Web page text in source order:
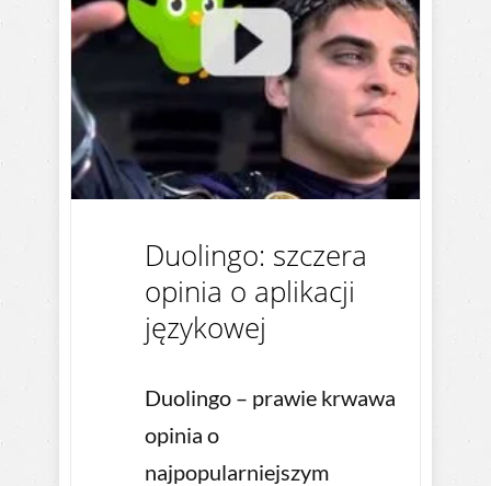
Duolingo: szczera
opinia o aplikacji
językowej
Duolingo – prawie krwawa
opinia o
najpopularniejszym